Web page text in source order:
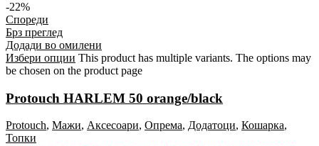
-22%
Спореди
Брз преглед
Додади во омилени
Избери опции This product has multiple variants. The options may
be chosen on the product page
Protouch HARLEM 50 orange/black
Protouch, Мажи, Аксесоари, Опрема, Додатоци, Кошарка,
Топки